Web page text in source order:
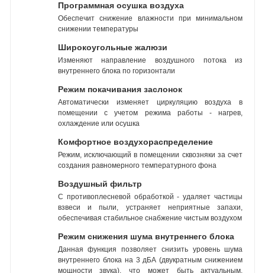
Программная осушка воздуха
Обеспечит снижение влажности при минимальном
снижении температуры
Широкоугольные жалюзи
Изменяют направление воздушного потока из
внутреннего блока по горизонтали
Режим покачивания заслонок
Автоматически изменяет циркуляцию воздуха в
помещении с учетом режима работы - нагрев,
охлаждение или осушка
Комфортное воздухораспределение
Режим, исключающий в помещении сквозняки за счет
создания равномерного температурного фона
Воздушный фильтр
С противоплесневой обработкой - удаляет частицы
взвеси и пыли, устраняет неприятные запахи,
обеспечивая стабильное снабжение чистым воздухом
Режим снижения шума внутреннего блока
Данная функция позволяет снизить уровень шума
внутреннего блока на 3 дБА (двукратным снижением
мощности звука), что может быть актуальным,